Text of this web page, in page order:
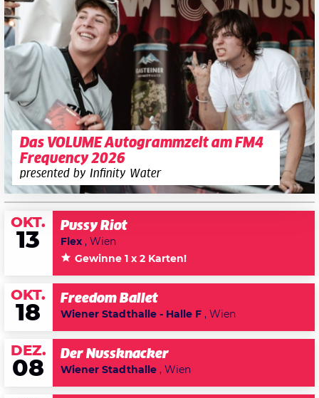
Das VOLUME Autogrammzelt am FM4
Frequency 2026
presented by Infinity Water
OKT.
13
Pussy Riot
Flex , Wien
Gewinne 1 x 2 Karten!
OKT.
18
Freedom Ballet
Wiener Stadthalle - Halle F , Wien
DEZ.
08
Der Nussknacker
Wiener Stadthalle , Wien